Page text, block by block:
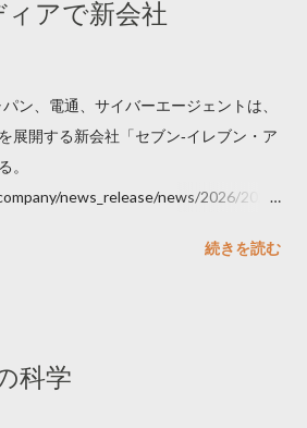
アで新会社
ン、電通、サイバーエージェントは、
展開する新会社「セブン‐イレブン・ア
。
news_release/news/2026/2026
続きを読む
科学